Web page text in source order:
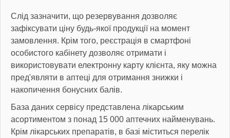
Слід зазначити, що резервування дозволяє
зафіксувати ціну будь-якої продукції на момент
замовлення. Крім того, реєстрація в смартфоні
особистого кабінету дозволяє отримати і
використовувати електронну карту клієнта, яку можна
пред'являти в аптеці для отримання знижки і
накопичення бонусних балів.
База даних сервісу представлена лікарським
асортиментом з понад 15 000 аптечних найменувань.
Крім лікарських препаратів, в базі міститься перелік